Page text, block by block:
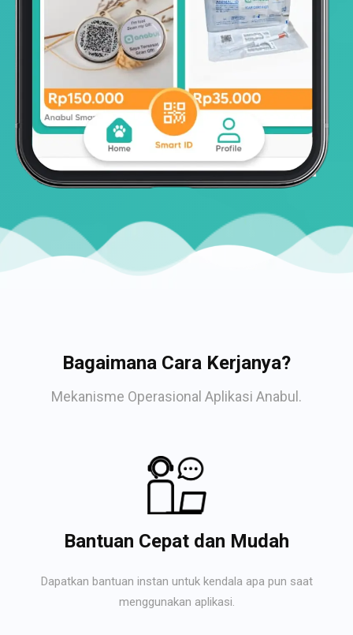
Bagaimana Cara Kerjanya?
Mekanisme Operasional Aplikasi Anabul.
Bantuan Cepat dan Mudah
Dapatkan bantuan instan untuk kendala apa pun saat
menggunakan aplikasi.